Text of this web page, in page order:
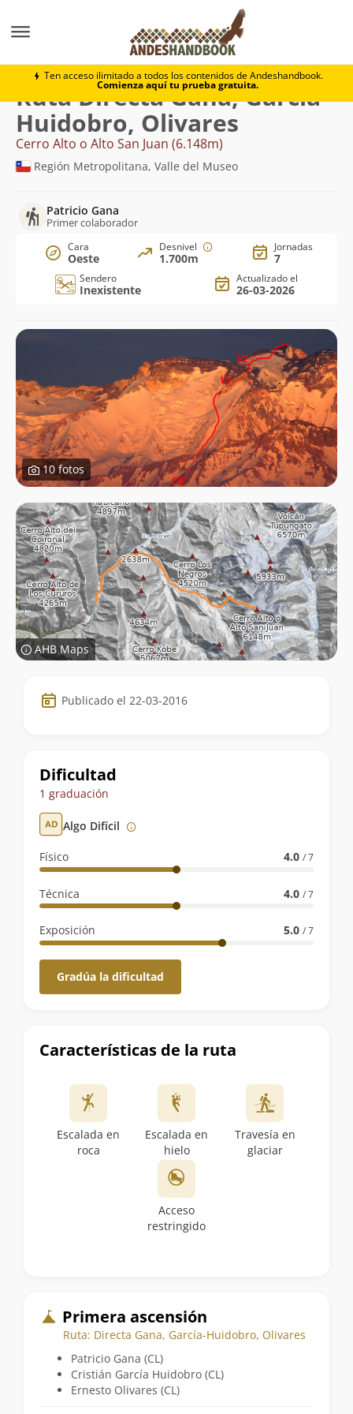
Ten acceso ilimitado a todos los contenidos de Andeshandbook.
Comienza aquí tu prueba gratuita.
Cerro Alto o Alto San Juan
Ruta Directa Gana, García-
Huidobro, Olivares
Cerro Alto o Alto San Juan (6.148m)
Región Metropolitana, Valle del Museo
Patricio Gana
Primer colaborador
Cara
Oeste
Desnivel
1.700m
Jornadas
7
Sendero
Inexistente
Actualizado el
26-03-2026
10 fotos
AHB Maps
Datos
de
ruta
Publicado el 22-03-2016
Dificultad
1 graduación
Algo Difícil
Físico 4.0 / 7
Técnica 4.0 / 7
Exposición 5.0 / 7
Gradúa la dificultad
Características de la ruta
Escalada en
roca
Escalada en
hielo
Travesía en
glaciar
Acceso
restringido
Primera ascensión
Ruta: Directa Gana, García-Huidobro, Olivares
Patricio Gana (CL)
Cristián García Huidobro (CL)
Ernesto Olivares (CL)